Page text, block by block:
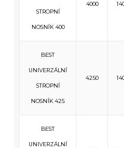
STROPNÍ
NOSNÍK 400
4000
BEST
UNIVERZÁLNÍ
STROPNÍ
NOSNÍK 425
4250
BEST
UNIVERZÁLNÍ